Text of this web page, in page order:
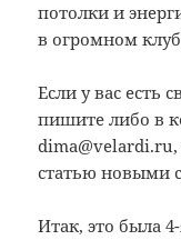
потолки и
в огромном
Если у вас есть
пишите либо в
dima@velardi.ru,
статью новыми
Итак, это была